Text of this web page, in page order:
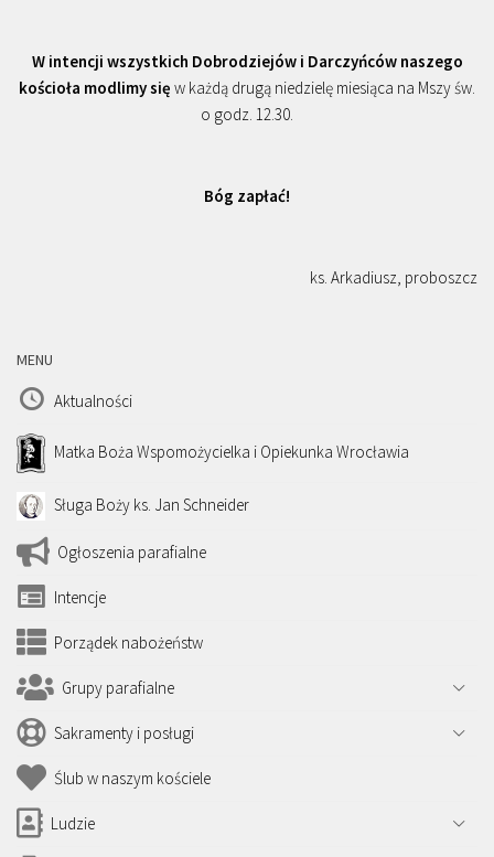
W intencji wszystkich Dobrodziejów i Darczyńców naszego
kościoła modlimy się w każdą drugą niedzielę miesiąca na Mszy św.
o godz. 12.30.
Bóg zapłać!
ks. Arkadiusz, proboszcz
MENU
Aktualności
Matka Boża Wspomożycielka i Opiekunka Wrocławia
Sługa Boży ks. Jan Schneider
Ogłoszenia parafialne
Intencje
Porządek nabożeństw
Grupy parafialne
Sakramenty i posługi
Ślub w naszym kościele
Ludzie